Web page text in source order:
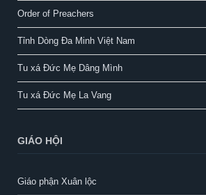
Order of Preachers
Tỉnh Dòng Đa Minh Việt Nam
Tu xá Đức Mẹ Dâng Mình
Tu xá Đức Mẹ La Vang
GIÁO HỘI
Giáo phận Xuân lộc